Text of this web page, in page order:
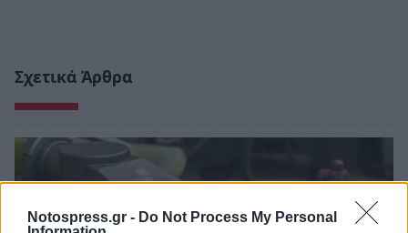
Notospress.gr - Do Not Process My Personal
Σχετικά Άρθρα